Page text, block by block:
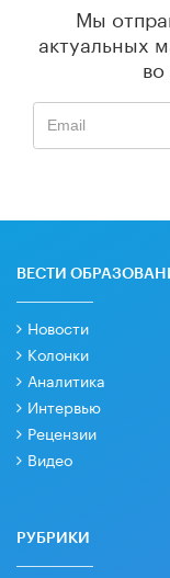
Мы
актуальных
ВЕСТИ
Новости
Колонки
Аналитика
Интервью
Рецензии
Видео
РУБРИКИ